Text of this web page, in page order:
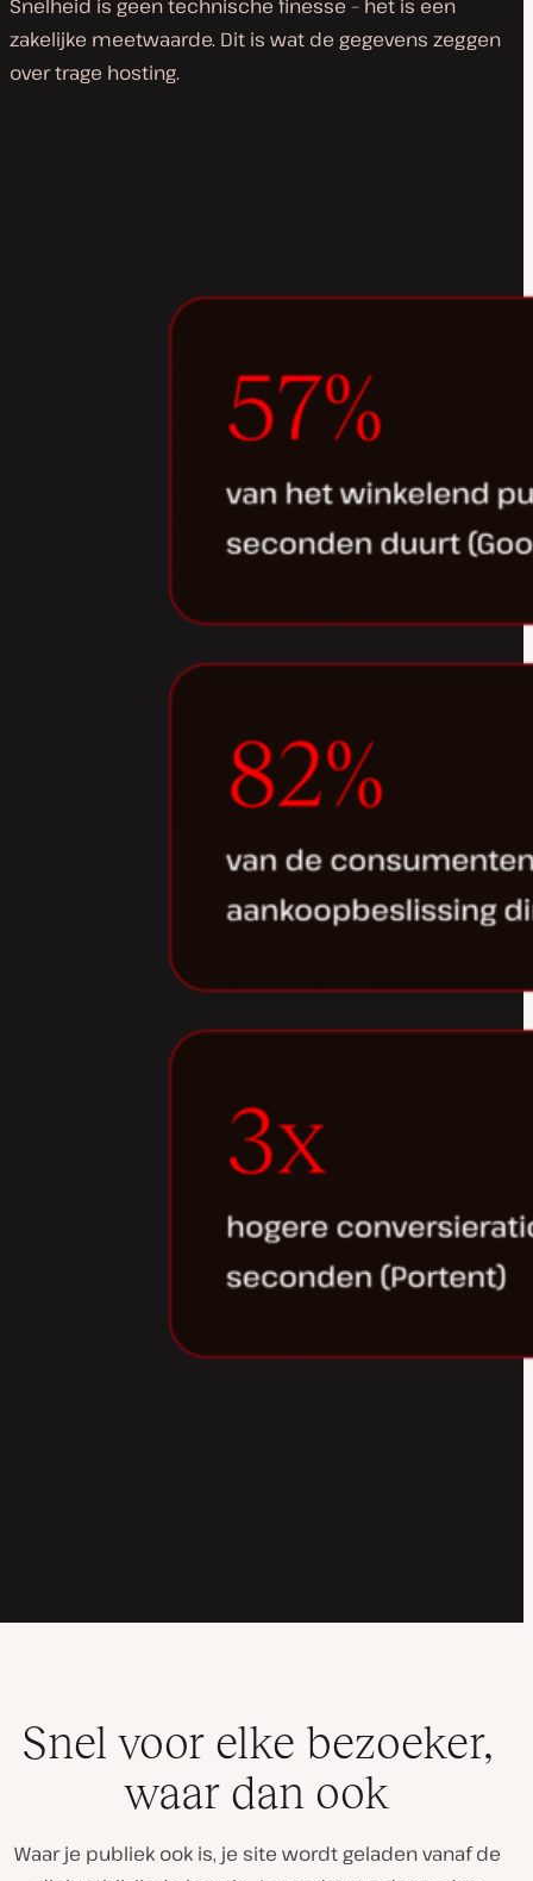
Snelheid is geen technische finesse – het is een
zakelijke meetwaarde. Dit is wat de gegevens zeggen
over trage hosting.
Snel voor elke bezoeker,
waar dan ook
Waar je publiek ook is, je site wordt geladen vanaf de